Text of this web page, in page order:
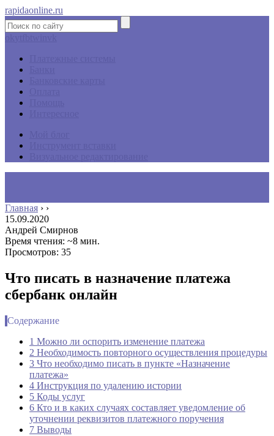
rapidaonline.ru
Главная › ›
15.09.2020
Андрей Смирнов
Время чтения: ~8 мин.
Просмотров: 35
Что писать в назначение платежа
сбербанк онлайн
Содержание
1 Можно ли оспорить изменение платежа
2 Необходимость повторного осуществления процедуры
3 Что необходимо писать в пункте «Назначение
платежа»
4 Инструкция по удалению истории
5 Коды услуг
6 Кто и в каких случаях составляет уведомление об
уточнении реквизитов платежного поручения
7 Выводы